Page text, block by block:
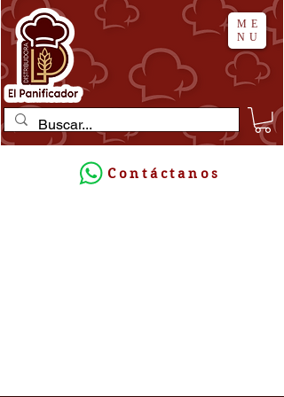
ME
NU
Contáctanos